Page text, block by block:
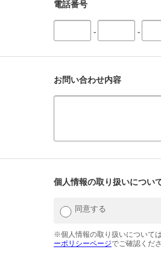
電話番号
- -
お問い合わせ内容
個人情報の取り扱いについ
同意する
※個人情報の取り扱いについては
ーポリシーページでご確認くださ